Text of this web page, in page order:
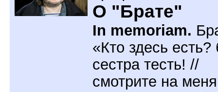
О "Брате"
In memoriam.
«Кто здесь есть?
сестра тесть! //
смотрите на